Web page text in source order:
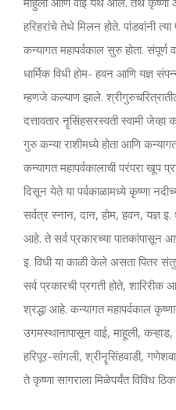
हरिहरांचे तेथे मिलन होते. पांडवांनी
कन्यागत महापर्वकाल सुरु होता. संपूर्ण
धार्मिक विधी होम- हवन आणि यज्ञ
म्हणजे कल्याण झाले.
दत्तावतार नॄसिंहसरस्वती स्वामी जेव्हा
गुरु कन्या राशीमध्ये होता आणि
कन्यागत महापर्वकालाची परंपरा
दिसून येते या पर्वकाळामध्ये कृष्णा
सर्वत्र स्नान, दान, होम, हवन, यज्ञ इ.
आहे. ते सर्व प्रकारच्या पातकांपासून
इ. विधी या काळी केले असता पितर
सर्व प्रकारची प्रगती होते,
श्रद्धा आहे. कन्यागत महापर्वकाल
उगमस्थानापासून वाई, माहूली,
हरिपूर-सांगली, श्रीनॄसिंहवाडी,
ते कृष्णा सागराला मिळेपर्यंत विविध